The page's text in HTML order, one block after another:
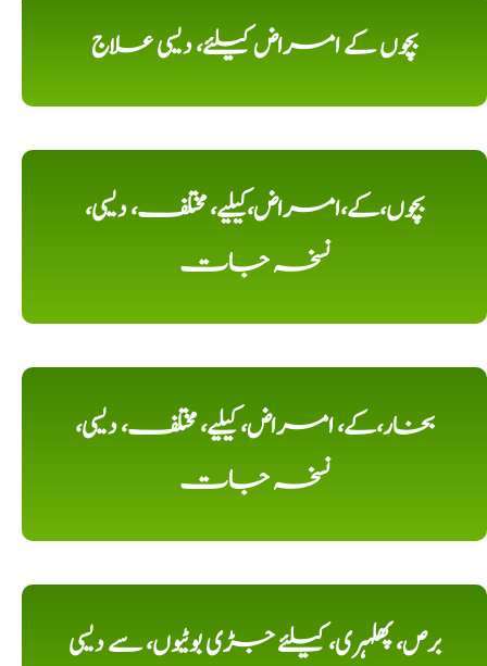
بچوں کے امراض کیلئے، دیسی علاج
بچوں،کے،امراض،کیلیے، مختلف، دیسی،
نسخہ جات
بخار،کے، امراض، کیلیے، مختلف، دیسی،
نسخہ جات
برص، پھلہری، کیلئے جڑی بوٹیوں، سے دیسی